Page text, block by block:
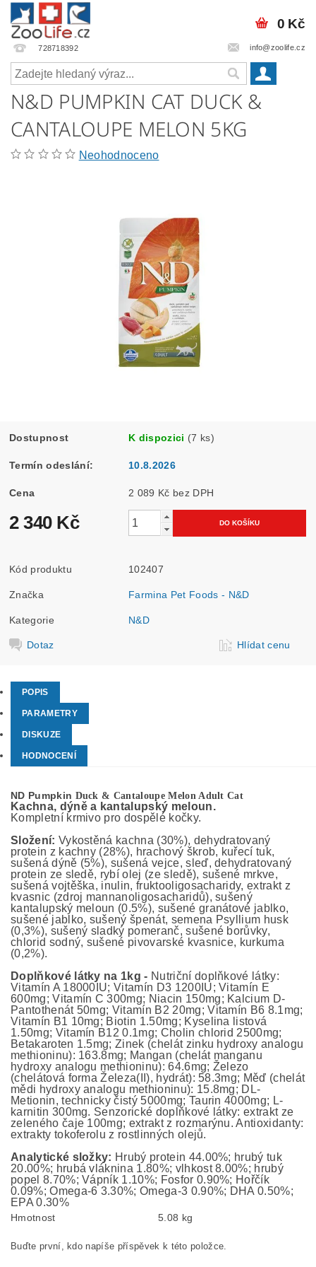
728718392 info@zoolife.cz
0 Kč
N&D PUMPKIN CAT DUCK &
CANTALOUPE MELON 5KG
Neohodnoceno
Dostupnost K dispozici (7 ks)
Termín odeslání: 10.8.2026
Cena 2 089 Kč bez DPH
2 340 Kč
Kód produktu 102407
Značka Farmina Pet Foods - N&D
Kategorie N&D
Dotaz Hlídat cenu
POPIS
PARAMETRY
DISKUZE
HODNOCENÍ
ND Pumpkin Duck & Cantaloupe Melon Adult Cat
Kachna, dýně a kantalupský meloun.
Kompletní krmivo pro dospělé kočky.
Složení: Vykostěná kachna (30%), dehydratovaný
protein z kachny (28%), hrachový škrob, kuřecí tuk,
sušená dýně (5%), sušená vejce, sleď, dehydratovaný
protein ze sledě, rybí olej (ze sledě), sušené mrkve,
sušená vojtěška, inulin, fruktooligosacharidy, extrakt z
kvasnic (zdroj mannanoligosacharidů), sušený
kantalupský meloun (0.5%), sušené granátové jablko,
sušené jablko, sušený špenát, semena Psyllium husk
(0,3%), sušený sladký pomeranč, sušené borůvky,
chlorid sodný, sušené pivovarské kvasnice, kurkuma
(0,2%).
Doplňkové látky na 1kg - Nutriční doplňkové látky:
Vitamín A 18000IU; Vitamín D3 1200IU; Vitamín E
600mg; Vitamín C 300mg; Niacin 150mg; Kalcium D-
Pantothenát 50mg; Vitamín B2 20mg; Vitamín B6 8.1mg;
Vitamín B1 10mg; Biotin 1.50mg; Kyselina listová
1.50mg; Vitamín B12 0.1mg; Cholin chlorid 2500mg;
Betakaroten 1.5mg; Zinek (chelát zinku hydroxy analogu
methioninu): 163.8mg; Mangan (chelát manganu
hydroxy analogu methioninu): 64.6mg; Železo
(chelátová forma Železa(II), hydrát): 58.3mg; Měď (chelát
mědi hydroxy analogu methioninu): 15.8mg; DL-
Metionin, technicky čistý 5000mg; Taurin 4000mg; L-
karnitin 300mg. Senzorické doplňkové látky: extrakt ze
zeleného čaje 100mg; extrakt z rozmarýnu. Antioxidanty:
extrakty tokoferolu z rostlinných olejů.
Analytické složky: Hrubý protein 44.00%; hrubý tuk
20.00%; hrubá vláknina 1.80%; vlhkost 8.00%; hrubý
popel 8.70%; Vápník 1.10%; Fosfor 0.90%; Hořčík
0.09%; Omega-6 3.30%; Omega-3 0.90%; DHA 0.50%;
EPA 0.30%
Hmotnost 5.08 kg
Buďte první, kdo napíše příspěvek k této položce.